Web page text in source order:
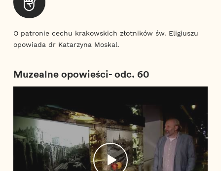
O patronie cechu krakowskich złotników św. Eligiuszu
opowiada dr Katarzyna Moskal.
Muzealne opowieści- odc. 60